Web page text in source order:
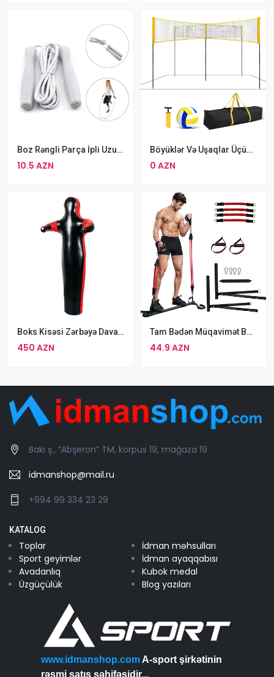
Boz Rəngli Parça İpli Uzun Tutacaqlı Atlama İpi Plastik Atlama Ipi
10.5 AZN
Böyüklər Və Uşaqlar Üçün Dörd Kvadrat Voleybol Tor Dəsti
0 AZN
Boks Kisəsi Zərbəyə Davamlı Boks Qruşası
450 AZN
Tam Bədən Müqavimət Bantları
44.9 AZN
Bakı ş., “Abşeron” TM, korpus 19, mağaza 19
idmanshop@mail.ru
+994 99 334 23 29
KATALOG
Toplar
İdman məhsulları
Sport geyimlər
İdman ayaqqabısı
Avadanlıq
Kubok medal
Üzgüçülük
Blog yazıları
www.idmanshop.com A-sport şirkətinin
rəsmi satış səhifəsidir...